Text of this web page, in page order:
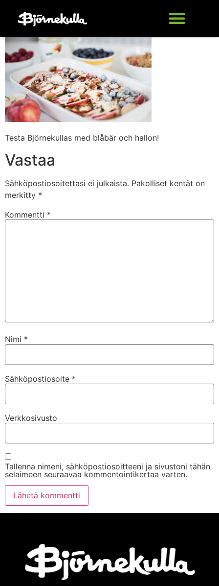
Testa Björnekullas med blåbär och hallon!
Vastaa
Sähköpostiosoitettasi ei julkaista. Pakolliset kentät on
merkitty *
Kommentti *
Nimi *
Sähköpostiosoite *
Verkkosivusto
Tallenna nimeni, sähköpostiosoitteeni ja sivustoni tähän
selaimeen seuraavaa kommentointikertaa varten.